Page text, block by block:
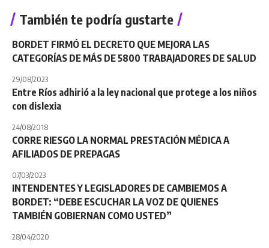
También te podría gustarte
BORDET FIRMÓ EL DECRETO QUE MEJORA LAS
CATEGORÍAS DE MÁS DE 5800 TRABAJADORES DE SALUD
29/08/2023
Entre Ríos adhirió a la ley nacional que protege a los niños
con dislexia
24/08/2018
CORRE RIESGO LA NORMAL PRESTACIÓN MÉDICA A
AFILIADOS DE PREPAGAS
07/03/2023
INTENDENTES Y LEGISLADORES DE CAMBIEMOS A
BORDET: “DEBE ESCUCHAR LA VOZ DE QUIENES
TAMBIÉN GOBIERNAN COMO USTED”
28/04/2020